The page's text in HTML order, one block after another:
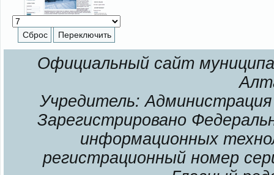
Официальный сайт
Учредитель: Администрация
Зарегистрировано
информационных
регистрационный номер